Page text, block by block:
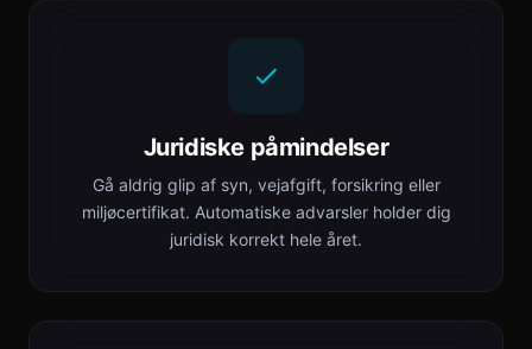
Juridiske påmindelser
Gå aldrig glip af syn, vejafgift, forsikring eller
miljøcertifikat. Automatiske advarsler holder dig
juridisk korrekt hele året.